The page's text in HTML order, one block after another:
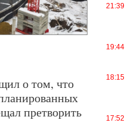
о том, что
претворить
21:39
19:44
18:15
17:52